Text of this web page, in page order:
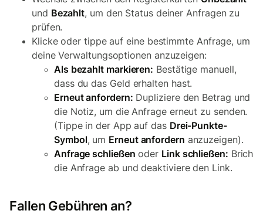
und Bezahlt, um den Status deiner Anfragen zu
prüfen.
Klicke oder tippe auf eine bestimmte Anfrage, um
deine Verwaltungsoptionen anzuzeigen:
Als bezahlt markieren: Bestätige manuell,
dass du das Geld erhalten hast.
Erneut anfordern: Dupliziere den Betrag und
die Notiz, um die Anfrage erneut zu senden.
(Tippe in der App auf das Drei-Punkte-
Symbol, um Erneut anfordern anzuzeigen).
Anfrage schließen oder Link schließen: Brich
die Anfrage ab und deaktiviere den Link.
Fallen Gebühren an?